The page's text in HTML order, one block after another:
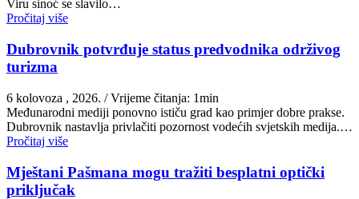
Viru sinoć se slavilo…
Pročitaj više
Dubrovnik potvrđuje status predvodnika održivog
turizma
6 kolovoza , 2026. / Vrijeme čitanja: 1min
Međunarodni mediji ponovno ističu grad kao primjer dobre prakse.
Dubrovnik nastavlja privlačiti pozornost vodećih svjetskih medija.…
Pročitaj više
Mještani Pašmana mogu tražiti besplatni optički
priključak